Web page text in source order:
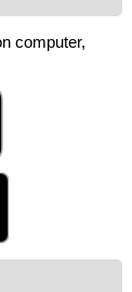
computer,